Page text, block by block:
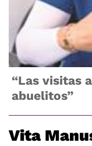
“Las visitas
abuelitos”
Vita